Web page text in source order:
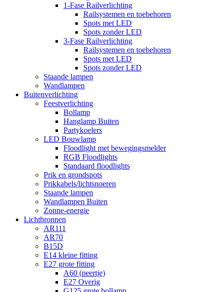
1-Fase Railverlichting
Railsystemen en toebehoren
Spots met LED
Spots zonder LED
3-Fase Railverlichting
Railsystemen en toebehoren
Spots met LED
Spots zonder LED
Staande lampen
Wandlampen
Buitenverlichting
Feestverlichting
Bollamp
Hanglamp Buiten
Partykoelers
LED Bouwlamp
Floodlight met bewegingsmelder
RGB Floodlights
Standaard floodlights
Prik en grondspots
Prikkabels/lichtsnoeren
Staande lampen
Wandlampen Buiten
Zonne-energie
Lichtbronnen
AR111
AR70
B15D
E14 kleine fitting
E27 grote fitting
A60 (peertje)
E27 Overig